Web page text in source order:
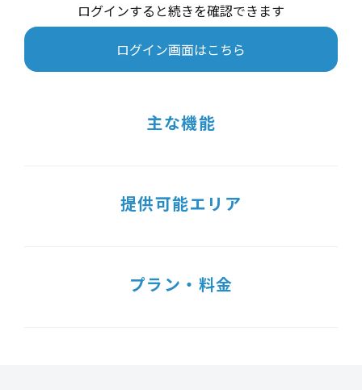
ログインすると続きを確認できます
ログイン画面はこちら
主な機能
提供可能エリア
プラン・料金